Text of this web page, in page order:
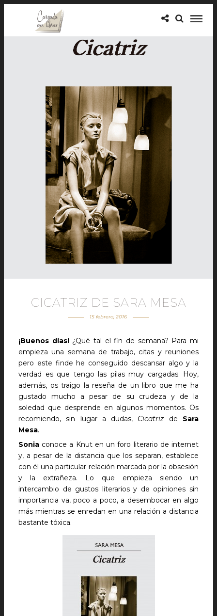
CICATRIZ DE SARA MESA
15 febrero, 2016
¡Buenos días!¿Qué tal el fin de semana? Para mi
empieza una semana de trabajo, citas y reuniones
pero este finde he conseguido descansar algo y la
verdad es que tengo las pilas muy cargadas. Hoy,
además, os traigo la reseña de un libro que me ha
gustado mucho a pesar de su crudeza y de la
soledad que desprende en algunos momentos. Os
recomiendo, sin lugar a dudas, Cicatrizde Sara
Mesa.
Sonia conoce a Knut en un foro literario de internet
y, a pesar de la distancia que los separan, establece
con él una particular relación marcada por la obsesión
y la extrañeza. Lo que empieza siendo un
intercambio de gustos literarios y de opiniones sin
importancia va, poco a poco, a desembocar en algo
más mientras se enredan en una relación a distancia
bastante tóxica.